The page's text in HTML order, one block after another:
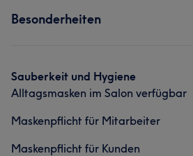
Außergewöhnlich
Was unsere Kunden über Ute sagen
Besonderheiten
Sauberkeit und Hygiene
Alltagsmasken im Salon verfügbar
Maskenpflicht für Mitarbeiter
Maskenpflicht für Kunden